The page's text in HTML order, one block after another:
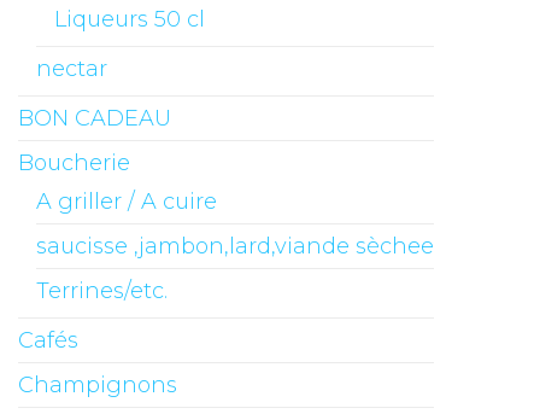
Liqueurs 50 cl
nectar
BON CADEAU
Boucherie
A griller / A cuire
saucisse ,jambon,lard,viande sèchee
Terrines/etc.
Cafés
Champignons